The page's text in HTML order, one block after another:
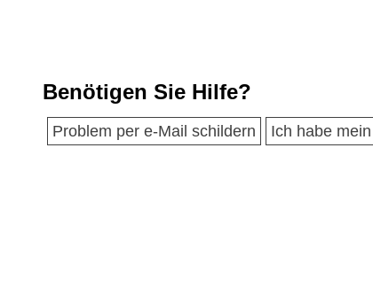
Benötigen Sie Hilfe?
Problem per e-Mail schildern Ich habe